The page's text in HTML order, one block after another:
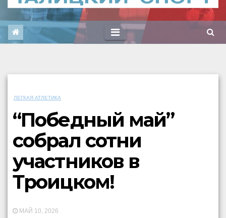
ЛЕГКАЯ АТЛЕТИКА
“Победный май”
собрал сотни
участников в
Троицком!
МАЙ 10, 2026